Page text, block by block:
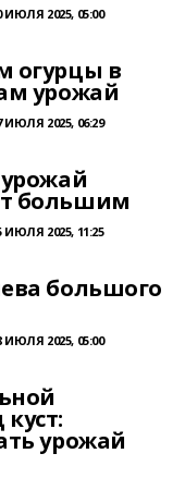
ИЮЛЯ 2025, 05:00
огурцы в
урожай
ИЮЛЯ 2025, 06:29
большим
ИЮЛЯ 2025, 11:25
большого
ИЮЛЯ 2025, 05:00
урожай